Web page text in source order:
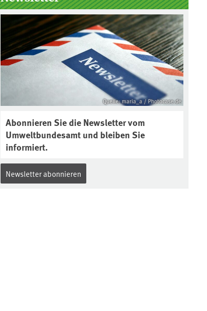
Boden des Jahres ausgewählt und
was passiert eigentlich während
eines solchen Bodenjahres? Infos
dazu gibt es im aktuellen Podcast
„Soilcast“. Jetzt reinhören:
https://soilcast.de/interview/sc20
2-interview-die-kuer-der-krume/
Quelle: maria_a / Photocase.de
Abonnieren Sie die Newsletter vom
Umweltbundesamt und bleiben Sie
informiert.
Newsletter abonnieren